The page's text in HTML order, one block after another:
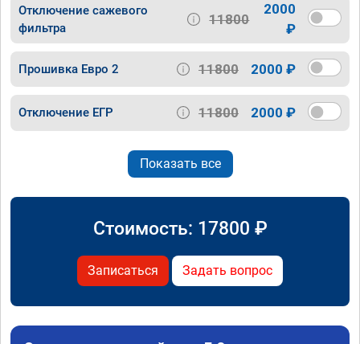
Отключение сажевого
фильтра
11800
2000
₽
Прошивка Евро 2 11800 2000 ₽
Отключение ЕГР 11800 2000 ₽
Показать все
Стоимость: 17800 ₽
Записаться Задать вопрос